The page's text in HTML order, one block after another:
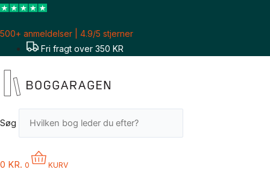
Gå
indholdet
500+ anmeldelser | 4.9/5 stjerner
Fri fragt over 350 KR
Søg
0 KR. 0 KURV